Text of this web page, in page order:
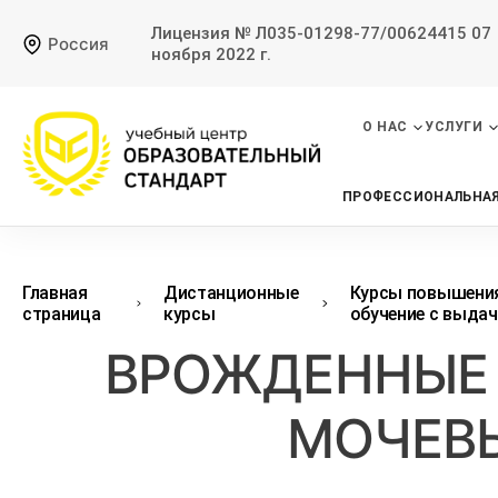
Россия
Лицензия № Л035-01298-77/00624415 07
ноября 2022 г.
О НАС УСЛУГИ
Главная
страница
Дистанционные
курсы
Курсы
обучение с